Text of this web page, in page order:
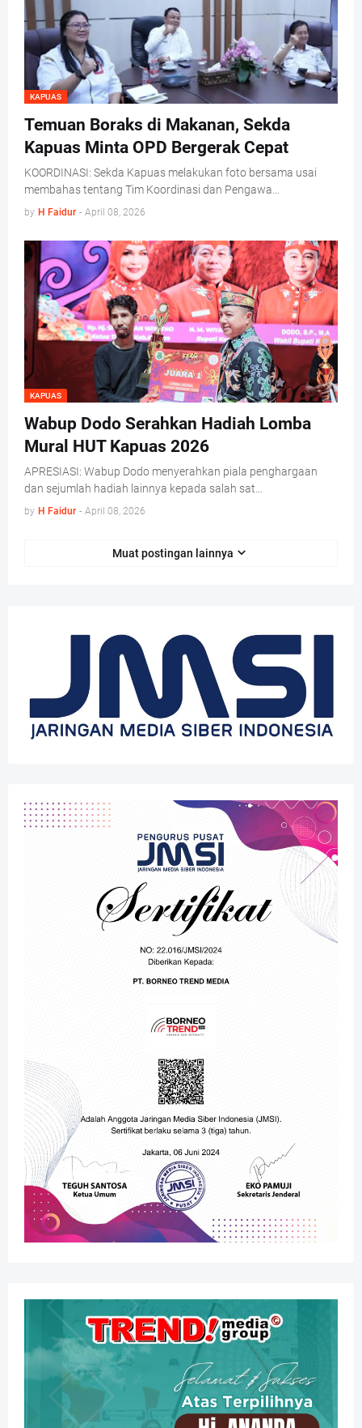
KAPUAS
Temuan Boraks di Makanan, Sekda
Kapuas Minta OPD Bergerak Cepat
KOORDINASI: Sekda Kapuas melakukan foto bersama usai
membahas tentang Tim Koordinasi dan Pengawa…
by H Faidur - April 08, 2026
KAPUAS
Wabup Dodo Serahkan Hadiah Lomba
Mural HUT Kapuas 2026
APRESIASI: Wabup Dodo menyerahkan piala penghargaan
dan sejumlah hadiah lainnya kepada salah sat…
by H Faidur - April 08, 2026
Muat postingan lainnya